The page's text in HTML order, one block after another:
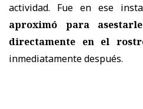
actividad. Fue en ese
aproximó para
directamente en el
inmediatamente después.